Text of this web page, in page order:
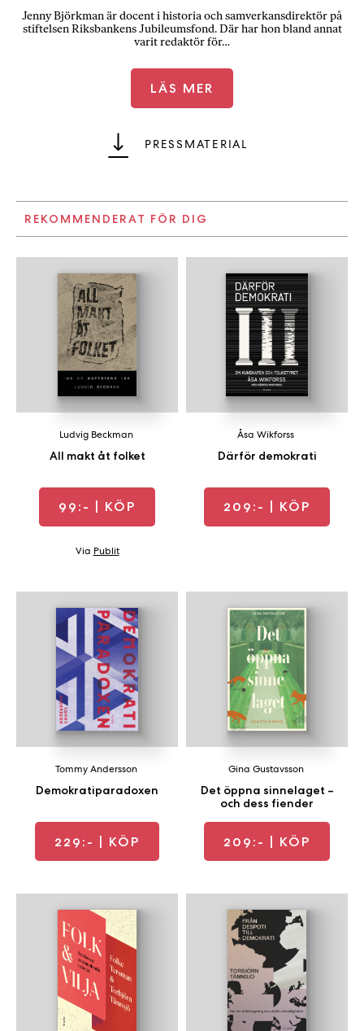
Jenny Björkman är docent i historia och samverkansdirektör på
stiftelsen Riksbankens Jubileumsfond. Där har hon bland annat
varit redaktör för…
LÄS MER
PRESSMATERIAL
REKOMMENDERAT FÖR DIG
All makt åt folket
Ludvig Beckman
99:- | KÖP
Via Publit
Därför demokrati
Åsa Wikforss
209:- | KÖP
Demokratiparadoxen
Tommy Andersson
229:- | KÖP
Det öppna sinnelaget –
och dess fiender
Gina Gustavsson
209:- | KÖP